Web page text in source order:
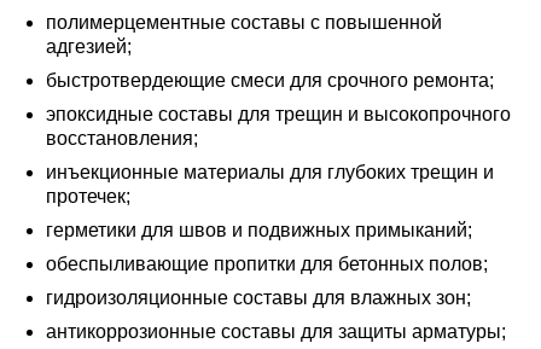
полимерцементные составы с повышенной
адгезией;
быстротвердеющие смеси для срочного ремонта;
эпоксидные составы для трещин и высокопрочного
восстановления;
инъекционные материалы для глубоких трещин и
протечек;
герметики для швов и подвижных примыканий;
обеспыливающие пропитки для бетонных полов;
гидроизоляционные составы для влажных зон;
антикоррозионные составы для защиты арматуры;